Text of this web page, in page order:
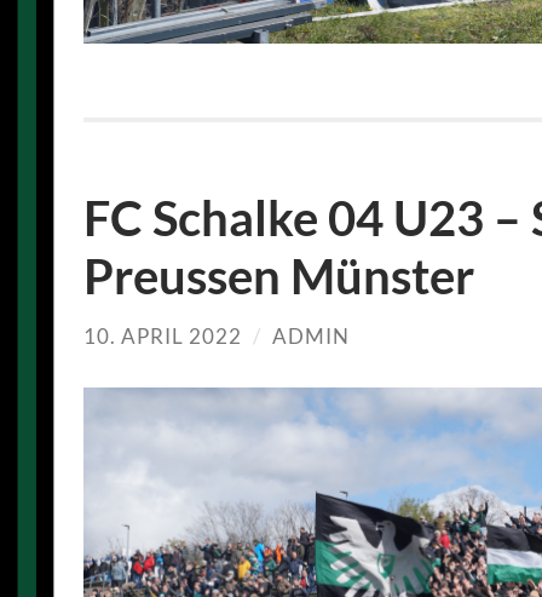
FC Schalke 04 U23 –
Preussen Münster
10. APRIL 2022 / ADMIN